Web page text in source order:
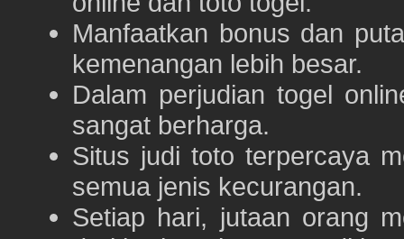
Manfaatkan bonus dan
kemenangan lebih besar.
Dalam perjudian togel
sangat berharga.
Situs judi toto terpercaya
semua jenis kecurangan.
Setiap hari, jutaan orang